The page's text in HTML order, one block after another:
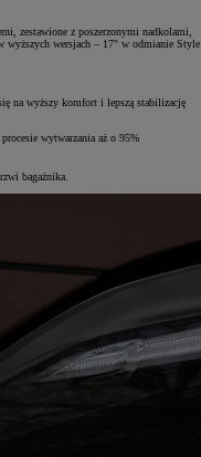
zestawione z poszerzonymi nadkolami,
wyższych wersjach – 17" w odmianie Style
na wyższy komfort i lepszą stabilizację
wytwarzania aż o 95%
bagażnika.